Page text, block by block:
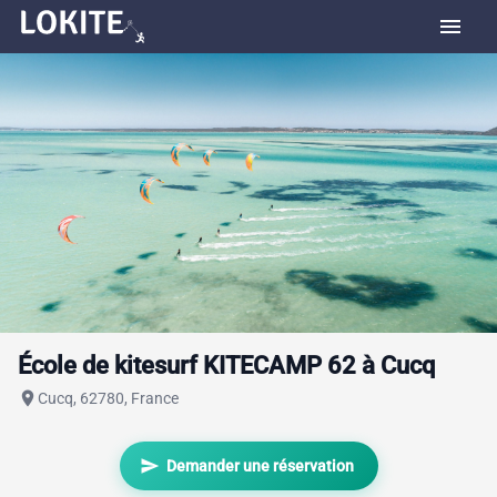
menu
École de kitesurf KITECAMP 62 à Cucq
place Cucq, 62780, France
send Demander une réservation